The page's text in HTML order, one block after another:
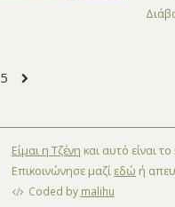
5
Είμαι η Τζένη και αυτό είναι
Επικοινώνησε μαζί εδώ ή
Coded by malihu